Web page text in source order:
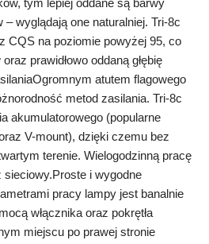
tym lepiej oddane są barwy
wyglądają one naturalniej. Tri-8c
CQS na poziomie powyżej 95, co
prawidłowo oddaną głębię
atutem flagowego
metod zasilania. Tri-8c
akumulatorowego (popularne
V-mount), dzięki czemu bez
terenie. Wielogodzinną pracę
sieciowy.Proste i wygodne
pracy lampy jest banalnie
włącznika oraz pokrętła
miejscu po prawej stronie